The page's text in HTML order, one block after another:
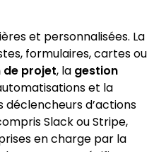
et personnalisées. La
formulaires, cartes ou
de projet, la gestion
et la
déclencheurs d’actions
Slack ou Stripe,
en charge par la